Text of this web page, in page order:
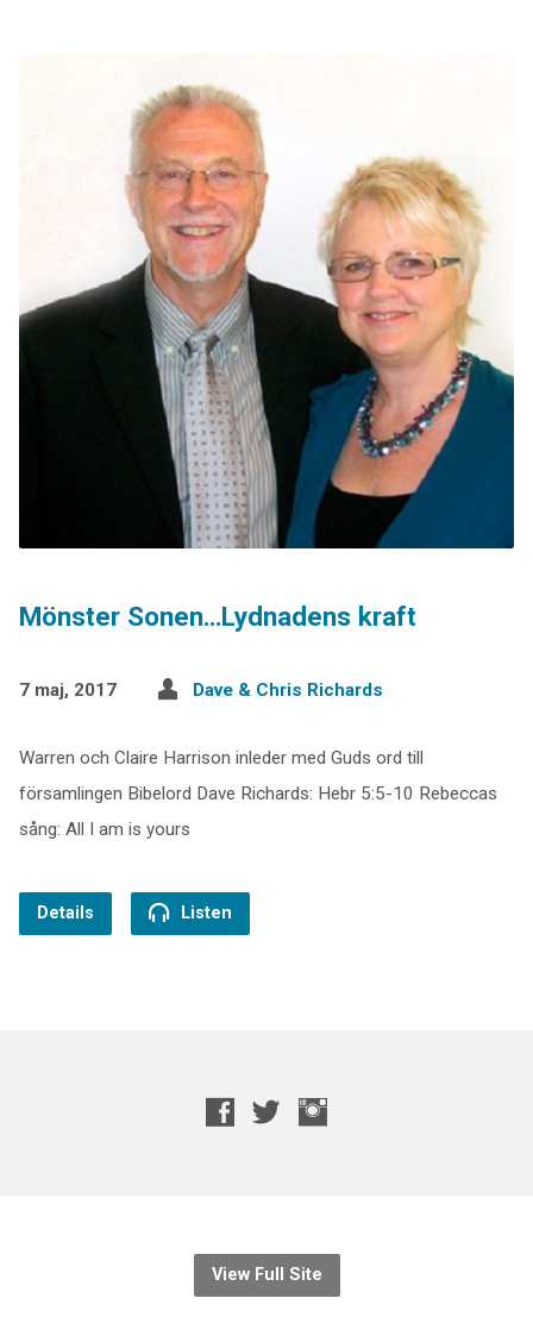
Mönster Sonen…Lydnadens kraft
7 maj, 2017 Dave & Chris Richards
Warren och Claire Harrison inleder med Guds ord till
församlingen Bibelord Dave Richards: Hebr 5:5-10 Rebeccas
sång: All I am is yours
Details Listen
View Full Site